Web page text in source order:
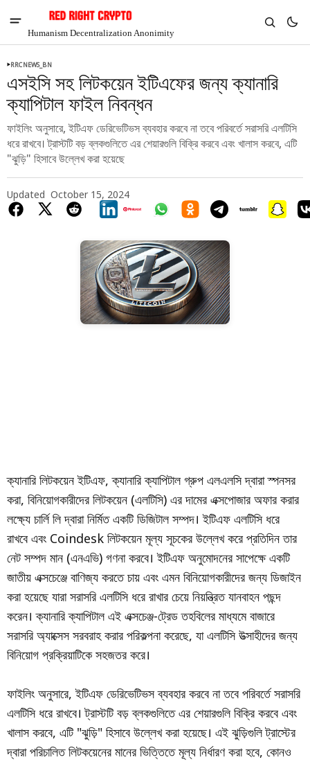
Humanism Decentralization Anonimity
$1.39
5.44%
RRCNEWS_BN
এসইসি সহ লিটকয়েন ইটিএফের জন্য ক্যানারি
ক্যাপিটাল ফাইল নিবন্ধন
ফাইলিং অনুসারে, ইটিএফ ডেরিভেটিভস ব্যবহার করবে না তবে পরিবর্তে সরাসরি এলটিসি
ধরে রাখবে। ট্রাস্টটি বড় ব্লকগুলিতে এর শেয়ারগুলি বিক্রি করবে এবং খালাস করবে, এটি
"ঝুড়ি" হিসাবে উল্লেখ করা হয়েছে
Updated October 15, 2024
ক্যানারি লিটকয়েন ইটিএফ, ক্যানারি ক্যাপিটাল গ্রুপ এলএলসি দ্বারা স্পনসর
করা, বিনিয়োগকারীদের লিটকয়েন (এলটিসি) এর দামের এক্সপোজার অফার করার
লক্ষ্যে চার্লি লি দ্বারা নির্মিত একটি ডিজিটাল সম্পদ। ইটিএফ এলটিসি ধরে
রাখবে এবং Coindesk লিটকয়েন মূল্য সূচকের উল্লেখ করে প্রতিদিন তার
নেট সম্পদ মান (এনএভি) গণনা করবে। ইটিএফ অনুমোদনের সাপেক্ষে একটি
জাতীয় এক্সচেঞ্জে বাণিজ্য করতে চায় এবং এমন বিনিয়োগকারীদের জন্য ডিজাইন
করা হয়েছে যারা সরাসরি এলটিসি ধরে রাখার চেয়ে নিয়ন্ত্রিত যানবাহন পছন্দ
করেন। ক্যানারি ক্যাপিটাল এই এক্সচেঞ্জ-ট্রেড তহবিলের মাধ্যমে বাজারে
সরাসরি অ্যাক্সেস সরবরাহ করার পরিকল্পনা করেছে, যা এলটিসি উত্সাহীদের জন্য
বিনিয়োগ প্রক্রিয়াটিকে সহজতর করে।
ফাইলিং অনুসারে, ইটিএফ ডেরিভেটিভস ব্যবহার করবে না তবে পরিবর্তে সরাসরি
এলটিসি ধরে রাখবে। ট্রাস্টটি বড় ব্লকগুলিতে এর শেয়ারগুলি বিক্রি করবে এবং
খালাস করবে, এটি "ঝুড়ি" হিসাবে উল্লেখ করা হয়েছে। এই ঝুড়িগুলি ট্রাস্টের
দ্বারা পরিচালিত লিটকয়েনের মানের ভিত্তিতে মূল্য নির্ধারণ করা হবে, কোনও